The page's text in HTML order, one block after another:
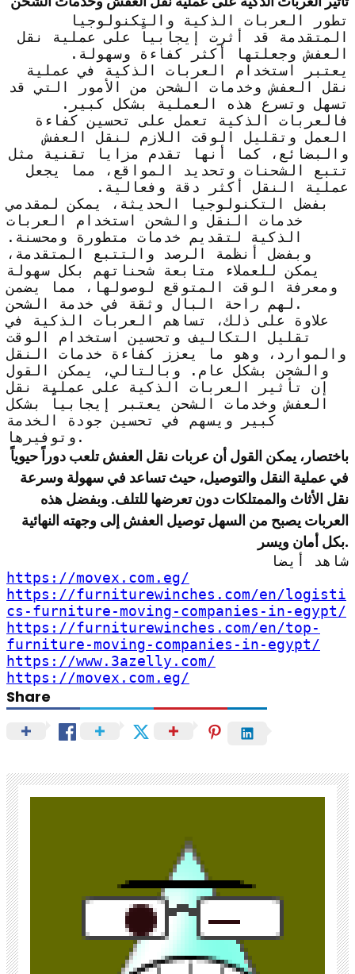
تطور العربات الذكية والتكنولوجيا
المتقدمة قد أثرت إيجابياً على عملية نقل
العفش وجعلتها أكثر كفاءة وسهولة.
يعتبر استخدام العربات الذكية في عملية
نقل العفش وخدمات الشحن من الأمور التي قد
تسهل وتسرع هذه العملية بشكل كبير.
فالعربات الذكية تعمل على تحسين كفاءة
العمل وتقليل الوقت اللازم لنقل العفش
والبضائع، كما أنها تقدم مزايا تقنية مثل
تتبع الشحنات وتحديد المواقع، مما يجعل
عملية النقل أكثر دقة وفعالية.
بفضل التكنولوجيا الحديثة، يمكن لمقدمي
خدمات النقل والشحن استخدام العربات
الذكية لتقديم خدمات متطورة ومحسنة.
وبفضل أنظمة الرصد والتتبع المتقدمة،
يمكن للعملاء متابعة شحناتهم بكل سهولة
ومعرفة الوقت المتوقع لوصولها، مما يضمن
لهم راحة البال وثقة في خدمة الشحن.
علاوة على ذلك، تساهم العربات الذكية في
تقليل التكاليف وتحسين استخدام الوقت
والموارد، وهو ما يعزز كفاءة خدمات النقل
والشحن بشكل عام. وبالتالي، يمكن القول
إن تأثير العربات الذكية على عملية نقل
العفش وخدمات الشحن يعتبر إيجابياً بشكل
كبير ويسهم في تحسين جودة الخدمة
وتوفيرها.
باختصار، يمكن القول أن عربات نقل العفش تلعب دوراً حيوياً
في عملية النقل والتوصيل، حيث تساعد في سهولة وسرعة
نقل الأثاث والممتلكات دون تعرضها للتلف. وبفضل هذه
العربات يصبح من السهل توصيل العفش إلى وجهته النهائية
بكل أمان ويسر.
شاهد أيضا
https://movex.com.eg/
https://furniturewinches.com/en/logisti
cs-furniture-moving-companies-in-egypt/
https://furniturewinches.com/en/top-
furniture-moving-companies-in-egypt/
https://www.3azelly.com/
https://movex.com.eg/
Share